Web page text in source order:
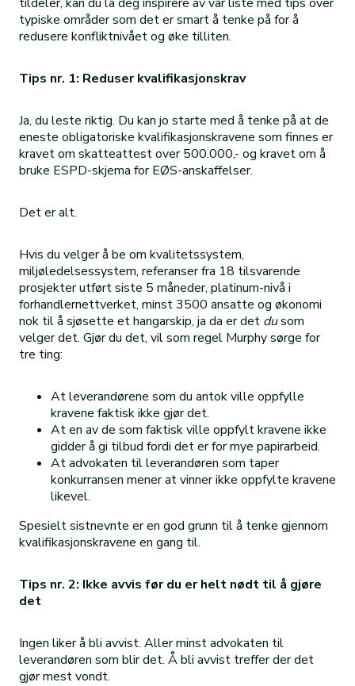
typiske områder som det er smart å tenke på for å
redusere konfliktnivået og øke tilliten.
Tips nr. 1: Reduser kvalifikasjonskrav
Ja, du leste riktig. Du kan jo starte med å tenke på at de
eneste obligatoriske kvalifikasjonskravene som finnes er
kravet om skatteattest over 500.000,- og kravet om å
bruke ESPD-skjema for EØS-anskaffelser.
Det er alt.
Hvis du velger å be om kvalitetssystem,
miljøledelsessystem, referanser fra 18 tilsvarende
prosjekter utført siste 5 måneder, platinum-nivå i
forhandlernettverket, minst 3500 ansatte og økonomi
nok til å sjøsette et hangarskip, ja da er det dusom
velger det. Gjør du det, vil som regel Murphy sørge for
tre ting:
At leverandørene som du antok ville oppfylle
kravene faktisk ikke gjør det.
At en av de som faktisk ville oppfylt kravene ikke
gidder å gi tilbud fordi det er for mye papirarbeid.
At advokaten til leverandøren som taper
konkurransen mener at vinner ikke oppfylte kravene
likevel.
Spesielt sistnevnte er en god grunn til å tenke gjennom
kvalifikasjonskravene en gang til.
Tips nr. 2: Ikke avvis før du er helt nødt til å gjøre
det
Ingen liker å bli avvist. Aller minst advokaten til
leverandøren som blir det. Å bli avvist treffer der det
gjør mest vondt.